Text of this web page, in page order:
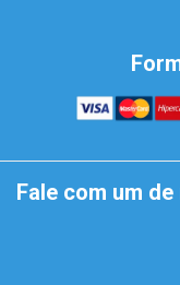
Fale com um